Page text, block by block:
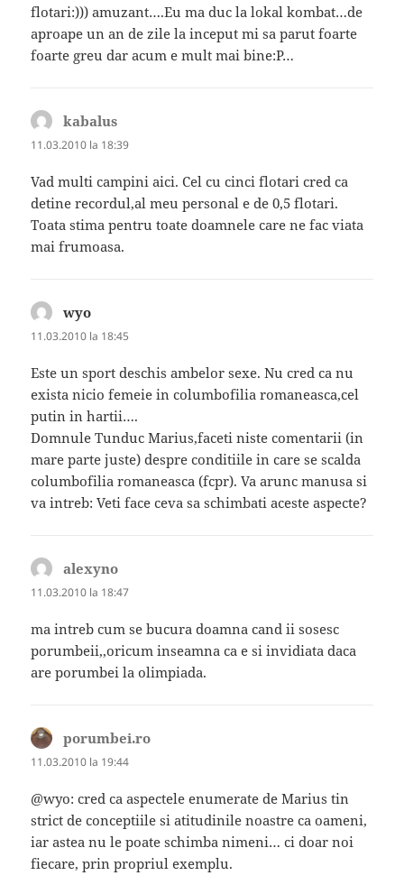
flotari:))) amuzant….Eu ma duc la lokal kombat…de
aproape un an de zile la inceput mi sa parut foarte
foarte greu dar acum e mult mai bine:P…
kabalus
11.03.2010 la 18:39
Vad multi campini aici. Cel cu cinci flotari cred ca
detine recordul,al meu personal e de 0,5 flotari.
Toata stima pentru toate doamnele care ne fac viata
mai frumoasa.
wyo
11.03.2010 la 18:45
Este un sport deschis ambelor sexe. Nu cred ca nu
exista nicio femeie in columbofilia romaneasca,cel
putin in hartii….
Domnule Tunduc Marius,faceti niste comentarii (in
mare parte juste) despre conditiile in care se scalda
columbofilia romaneasca (fcpr). Va arunc manusa si
va intreb: Veti face ceva sa schimbati aceste aspecte?
alexyno
11.03.2010 la 18:47
ma intreb cum se bucura doamna cand ii sosesc
porumbeii,,oricum inseamna ca e si invidiata daca
are porumbei la olimpiada.
porumbei.ro
11.03.2010 la 19:44
@wyo: cred ca aspectele enumerate de Marius tin
strict de conceptiile si atitudinile noastre ca oameni,
iar astea nu le poate schimba nimeni… ci doar noi
fiecare, prin propriul exemplu.